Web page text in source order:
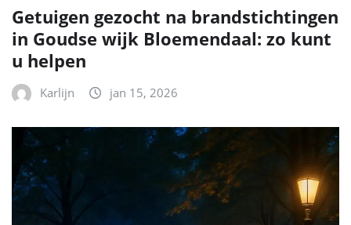
Getuigen gezocht na brandstichtingen
in Goudse wijk Bloemendaal: zo kunt
u helpen
Karlijn jan 15, 2026